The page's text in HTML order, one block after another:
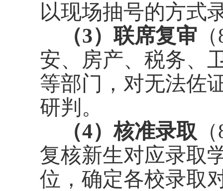
以现场抽号的方式
（3）联席复审（
安、房产、税务、
等部门，对无法佐
研判。
（4）核准录取 （
复核新生对应录取
位，确定各校录取